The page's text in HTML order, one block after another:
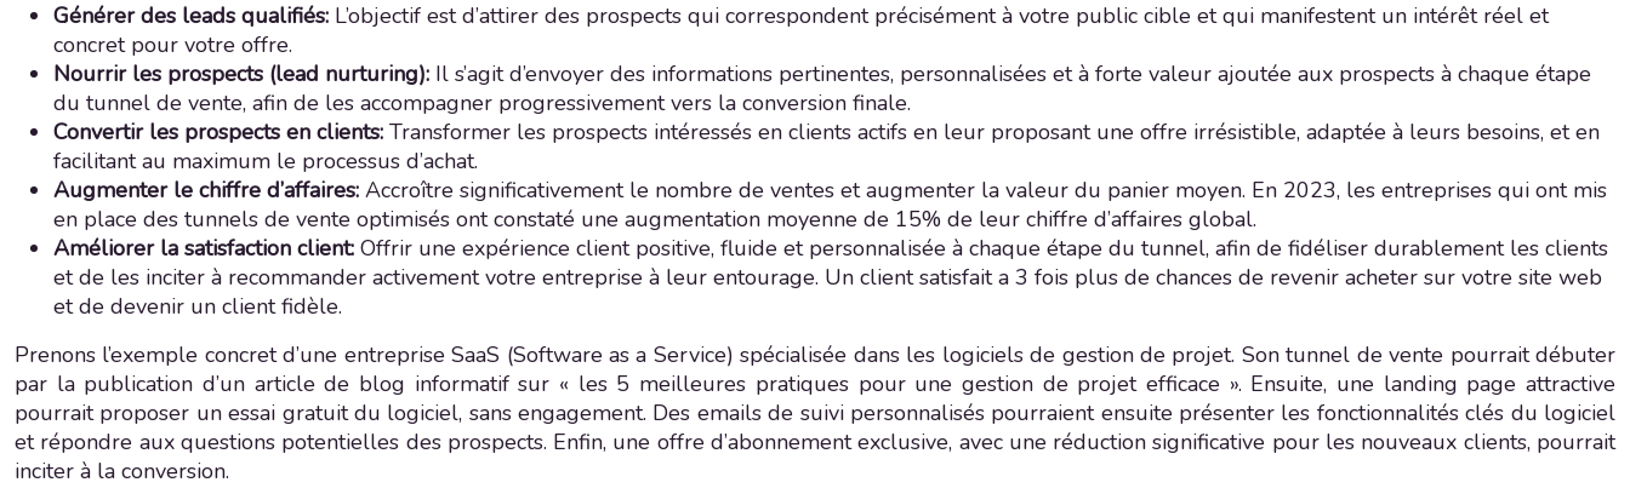
Générer des leads qualifiés: L’objectif est d’attirer des prospects qui correspondent précisément à votre public cible et qui manifestent un intérêt réel et
concret pour votre offre.
Nourrir les prospects (lead nurturing): Il s’agit d’envoyer des informations pertinentes, personnalisées et à forte valeur ajoutée aux prospects à chaque étape
du tunnel de vente, afin de les accompagner progressivement vers la conversion finale.
Convertir les prospects en clients: Transformer les prospects intéressés en clients actifs en leur proposant une offre irrésistible, adaptée à leurs besoins, et en
facilitant au maximum le processus d’achat.
Augmenter le chiffre d’affaires: Accroître significativement le nombre de ventes et augmenter la valeur du panier moyen. En 2023, les entreprises qui ont mis
en place des tunnels de vente optimisés ont constaté une augmentation moyenne de 15% de leur chiffre d’affaires global.
Améliorer la satisfaction client: Offrir une expérience client positive, fluide et personnalisée à chaque étape du tunnel, afin de fidéliser durablement les clients
et de les inciter à recommander activement votre entreprise à leur entourage. Un client satisfait a 3 fois plus de chances de revenir acheter sur votre site web
et de devenir un client fidèle.
Prenons l’exemple concret d’une entreprise SaaS (Software as a Service) spécialisée dans les logiciels de gestion de projet. Son tunnel de vente pourrait débuter
par la publication d’un article de blog informatif sur « les 5 meilleures pratiques pour une gestion de projet efficace ». Ensuite, une landing page attractive
pourrait proposer un essai gratuit du logiciel, sans engagement. Des emails de suivi personnalisés pourraient ensuite présenter les fonctionnalités clés du logiciel
et répondre aux questions potentielles des prospects. Enfin, une offre d’abonnement exclusive, avec une réduction significative pour les nouveaux clients, pourrait
inciter à la conversion.